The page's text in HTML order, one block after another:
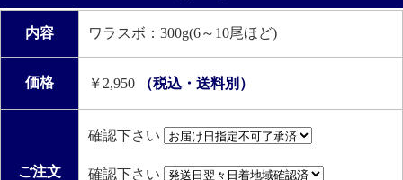
内容 ワラスボ：300g(6～10尾ほど)
価格 ￥2,950 （税込・送料別）
ご注文
確認下さい
確認下さい